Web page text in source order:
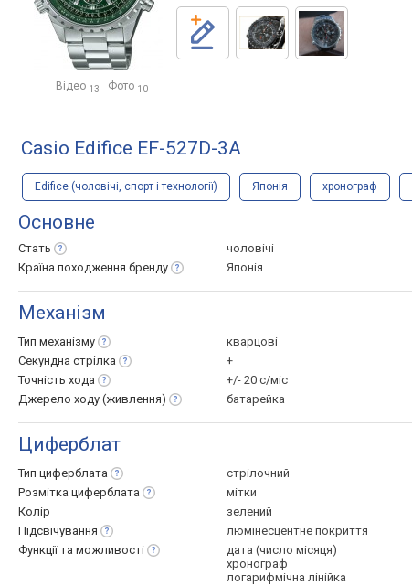
Відео 13 Фото 10
Casio Edifice EF-527D-3A
Edifice (чоловічі, спорт і технології) Японія хронограф
Основне
Стать
чоловічі
Країна походження бренду Японія
Механізм
Тип механізму
кварцові
Секундна стрілка
+
Точність хода
+/- 20 с/міс
Джерело ходу (живлення) батарейка
Циферблат
Тип циферблата
стрілочний
Розмітка циферблата
мітки
Колір
зелений
Підсвічування
люмінесцентне покриття
Функції та можливості
дата (число місяця)
хронограф
логарифмічна лінійка